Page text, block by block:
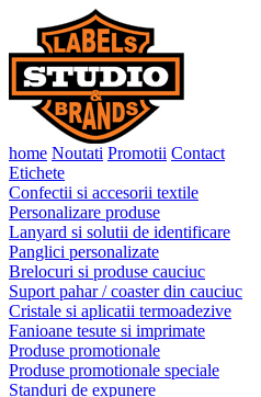
home Noutati Promotii Contact
Etichete
Confectii si accesorii textile
Personalizare produse
Lanyard si solutii de identificare
Panglici personalizate
Brelocuri si produse cauciuc
Suport pahar / coaster din cauciuc
Cristale si aplicatii termoadezive
Fanioane tesute si imprimate
Produse promotionale
Produse promotionale speciale
Standuri de expunere